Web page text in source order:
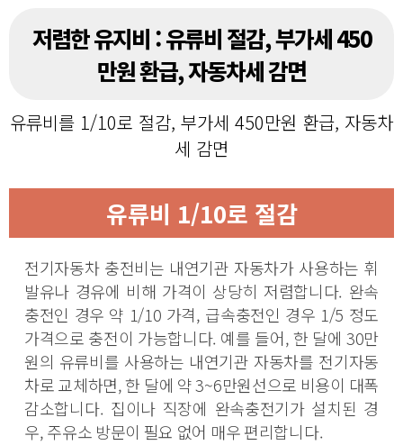
저렴한 유지비 : 유류비 절감, 부가세 450
만원 환급, 자동차세 감면
유류비를 1/10로 절감, 부가세 450만원 환급, 자동차
세 감면
유류비 1/10로 절감
전기자동차 충전비는 내연기관 자동차가 사용하는 휘
발유나 경유에 비해 가격이 상당히 저렴합니다. 완속
충전인 경우 약 1/10 가격, 급속충전인 경우 1/5 정도
가격으로 충전이 가능합니다. 예를 들어, 한 달에 30만
원의 유류비를 사용하는 내연기관 자동차를 전기자동
차로 교체하면, 한 달에 약 3~6만원선으로 비용이 대폭
감소합니다. 집이나 직장에 완속충전기가 설치된 경
우, 주유소 방문이 필요 없어 매우 편리합니다.